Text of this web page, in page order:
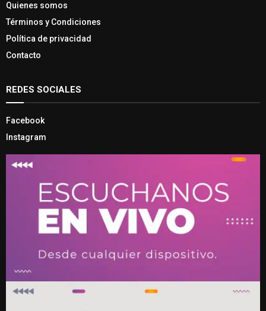
Quienes somos
Términos y Condiciones
Política de privacidad
Contacto
REDES SOCIALES
Facebook
Instagram